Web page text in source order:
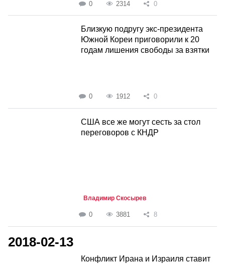
0 2314 0
Близкую подругу экс-президента
Южной Кореи приговорили к 20
годам лишения свободы за взятки
0 1912 0
США все же могут сесть за стол
переговоров с КНДР
Владимир Скосырев
0 3881 8
2018-02-13
Конфликт Ирана и Израиля ставит